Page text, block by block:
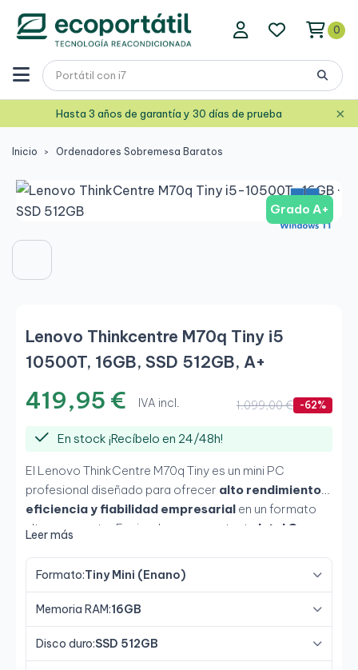
0
Hasta 3 años de garantía y 30 días de prueba ×
Inicio Ordenadores Sobremesa Baratos
Grado A+
Lenovo Thinkcentre M70q Tiny i5
10500T, 16GB, SSD 512GB, A+
419,95 € IVA incl. 1.099,00 € -62%
En stock ¡Recíbelo en 24/48h!
El Lenovo ThinkCentre M70q Tiny es un mini PC
profesional diseñado para ofrecer alto rendimiento,
eficiencia y fiabilidad empresarial en un formato
ultracompacto. Equipado con un potente Intel Core
16GB de RAM y SSD de 512GB
experiencia rápida y fluida en multitarea, aplicaciones
empresariales y productividad diaria avanzada. Su
formatoTinypermite ahorrar espacio sin renunciar a
conectividad, rendimiento ni capacidad profesional.
Leer más
Formato:Tiny Mini (Enano)
Memoria RAM:16GB
Disco duro:SSD 512GB